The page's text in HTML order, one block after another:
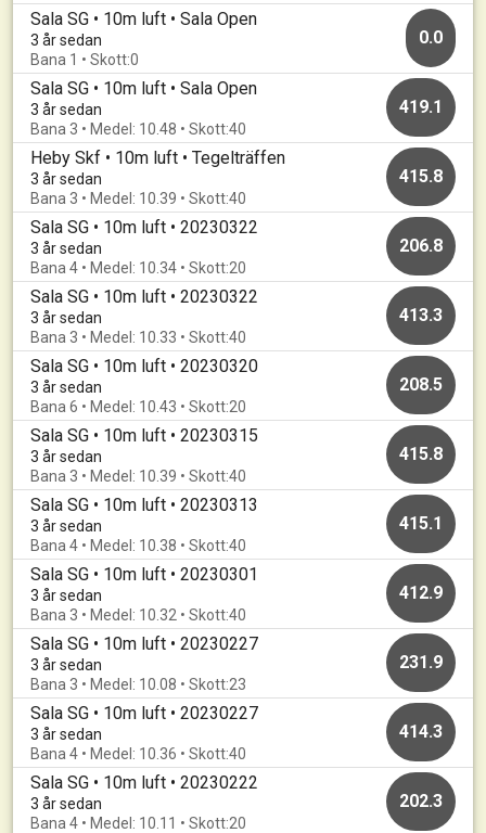
Sala SG • 10m luft • Sala Open
3 år sedan
Bana 1 • Skott:0
0.0
Sala SG • 10m luft • Sala Open
3 år sedan
Bana 3 • Medel: 10.48 • Skott:40
419.1
Heby Skf • 10m luft • Tegelträffen
3 år sedan
Bana 3 • Medel: 10.39 • Skott:40
415.8
Sala SG • 10m luft • 20230322
3 år sedan
Bana 4 • Medel: 10.34 • Skott:20
206.8
Sala SG • 10m luft • 20230322
3 år sedan
Bana 3 • Medel: 10.33 • Skott:40
413.3
Sala SG • 10m luft • 20230320
3 år sedan
Bana 6 • Medel: 10.43 • Skott:20
208.5
Sala SG • 10m luft • 20230315
3 år sedan
Bana 3 • Medel: 10.39 • Skott:40
415.8
Sala SG • 10m luft • 20230313
3 år sedan
Bana 4 • Medel: 10.38 • Skott:40
415.1
Sala SG • 10m luft • 20230301
3 år sedan
Bana 3 • Medel: 10.32 • Skott:40
412.9
Sala SG • 10m luft • 20230227
3 år sedan
Bana 3 • Medel: 10.08 • Skott:23
231.9
Sala SG • 10m luft • 20230227
3 år sedan
Bana 4 • Medel: 10.36 • Skott:40
414.3
Sala SG • 10m luft • 20230222
3 år sedan
Bana 4 • Medel: 10.11 • Skott:20
202.3